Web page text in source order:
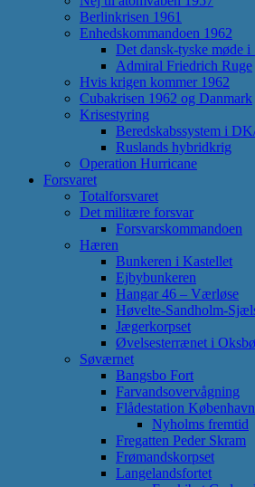
Berlinkrisen 1961
Enhedskommandoen 1962
Det dansk-tyske møde i
Admiral Friedrich Ruge
Hvis krigen kommer 1962
Cubakrisen 1962 og Danmark
Krisestyring
Beredskabssystem i
Ruslands hybridkrig
Operation Hurricane
Forsvaret
Totalforsvaret
Det militære forsvar
Forsvarskommandoen
Hæren
Bunkeren i Kastellet
Ejbybunkeren
Hangar 46 – Værløse
Høvelte-Sandholm-
Jægerkorpset
Øvelsesterrænet i
Søværnet
Bangsbo Fort
Farvandsovervågning
Flådestation København
Nyholms fremtid
Fregatten Peder Skram
Frømandskorpset
Langelandsfortet